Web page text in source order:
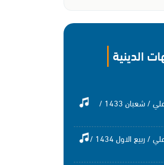
الدينية
محمد صادق محمد علي / شعبان 1433 /
محمد صادق محمد علي / ربيع الاول 1434 /